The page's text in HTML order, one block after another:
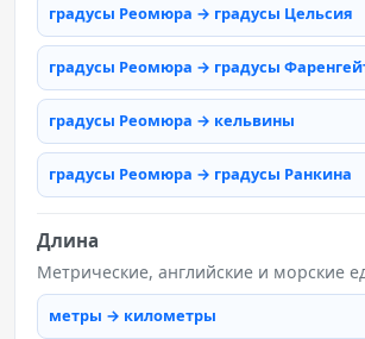
градусы Реомюра → градусы Цельсия
градусы Реомюра → градусы
градусы Реомюра → кельвины
градусы Реомюра → градусы Ранкина
Длина
Метрические, английские и морские
метры → километры